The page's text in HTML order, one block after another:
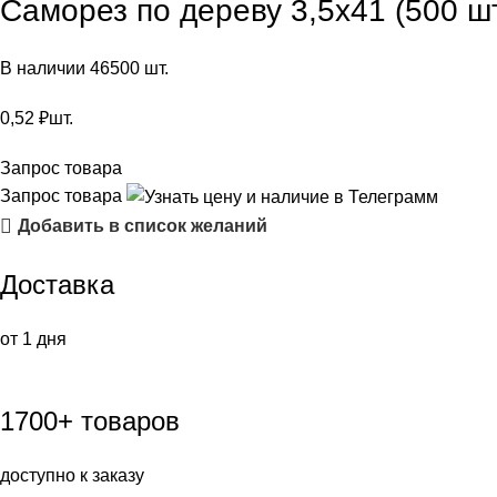
Саморез по дереву 3,5х41 (500
В наличии 46500 шт.
0,52 ₽шт.
Запрос товара
Запрос товара
Добавить в список желаний
Доставка
от 1 дня
1700+ товаров
доступно к заказу